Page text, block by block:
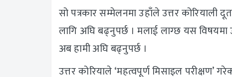
सो पत्रकार सम्मेलनमा उहाँले उत्तर कोरियाली
लागि अघि बढ्नुपर्छ । मलाई लाग्छ यस विषयमा
अब हामी अघि बढ्नुपर्छ ।
उत्तर कोरियाले ‘महत्वपूर्ण मिसाइल परीक्षण’